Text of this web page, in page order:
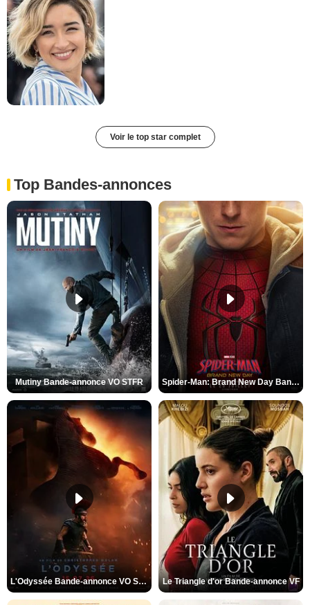
Voir le top star complet
Top Bandes-annonces
Mutiny Bande-annonce VO STFR Spider-Man: Brand New Day Bande-annonce VO STFR
L'Odyssée Bande-annonce VO STFR Le Triangle d'or Bande-annonce VF